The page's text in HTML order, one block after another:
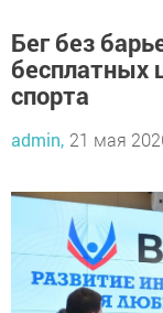
Бег без
бесплатных
спорта
admin, 21 мая